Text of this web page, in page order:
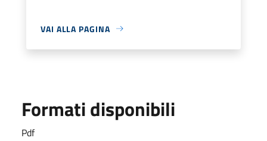
VAI ALLA PAGINA
Formati disponibili
Pdf